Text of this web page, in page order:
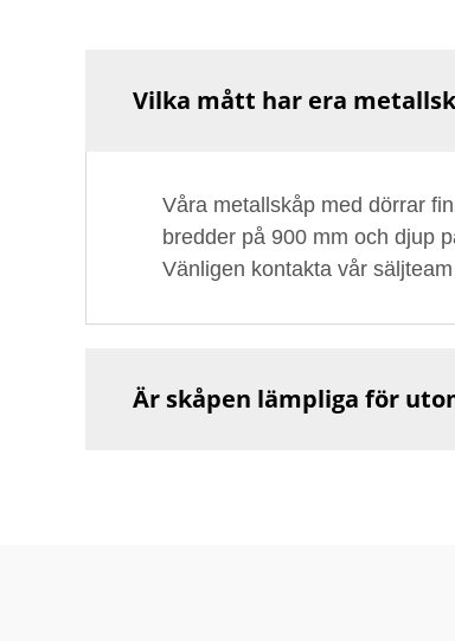
Vilka mått har era
Våra metallskåp med dörrar
bredder på 900 mm och djup
Vänligen kontakta vår
Är skåpen lämpliga för